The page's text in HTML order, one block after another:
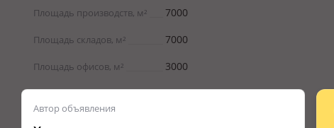
Площадь производств, м² 7000
Площадь складов, м² 7000
Площадь офисов, м² 3000
Автор объявления